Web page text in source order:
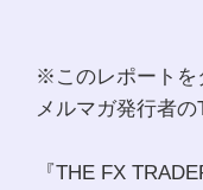
※このレポートを
メルマガ発行者
『THE FX